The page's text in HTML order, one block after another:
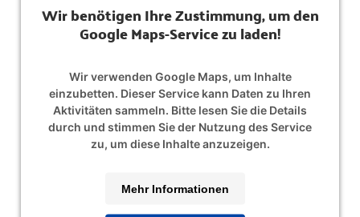
Wir benötigen Ihre Zustimmung, um den
Google Maps-Service zu laden!
Wir verwenden Google Maps, um Inhalte
einzubetten. Dieser Service kann Daten zu Ihren
Aktivitäten sammeln. Bitte lesen Sie die Details
durch und stimmen Sie der Nutzung des Service
zu, um diese Inhalte anzuzeigen.
Mehr Informationen